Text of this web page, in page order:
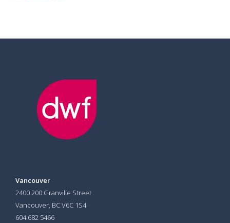
Vancouver
2400 200 Granville Street
Vancouver, BC V6C 1S4
604 682 5466